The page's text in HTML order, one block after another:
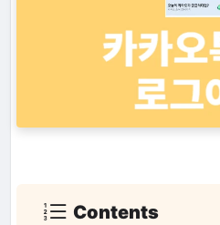
Contents